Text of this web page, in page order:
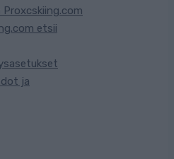
Proxcskiing.com
etsii
ja